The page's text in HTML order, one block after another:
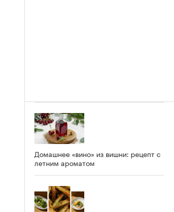
Домашнее «вино» из вишни: рецепт с
летним ароматом